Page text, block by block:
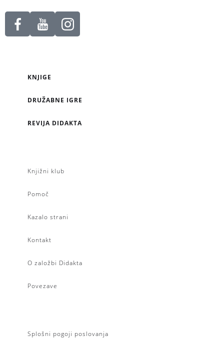
KNJIGE
DRUŽABNE IGRE
REVIJA DIDAKTA
Knjižni klub
Pomoč
Kazalo strani
Kontakt
O založbi Didakta
Povezave
Splošni pogoji poslovanja